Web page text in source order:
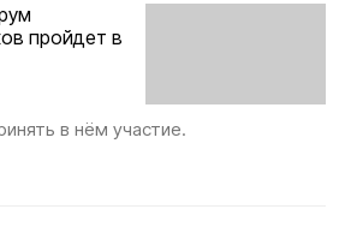
пройдет в
в нём участие.